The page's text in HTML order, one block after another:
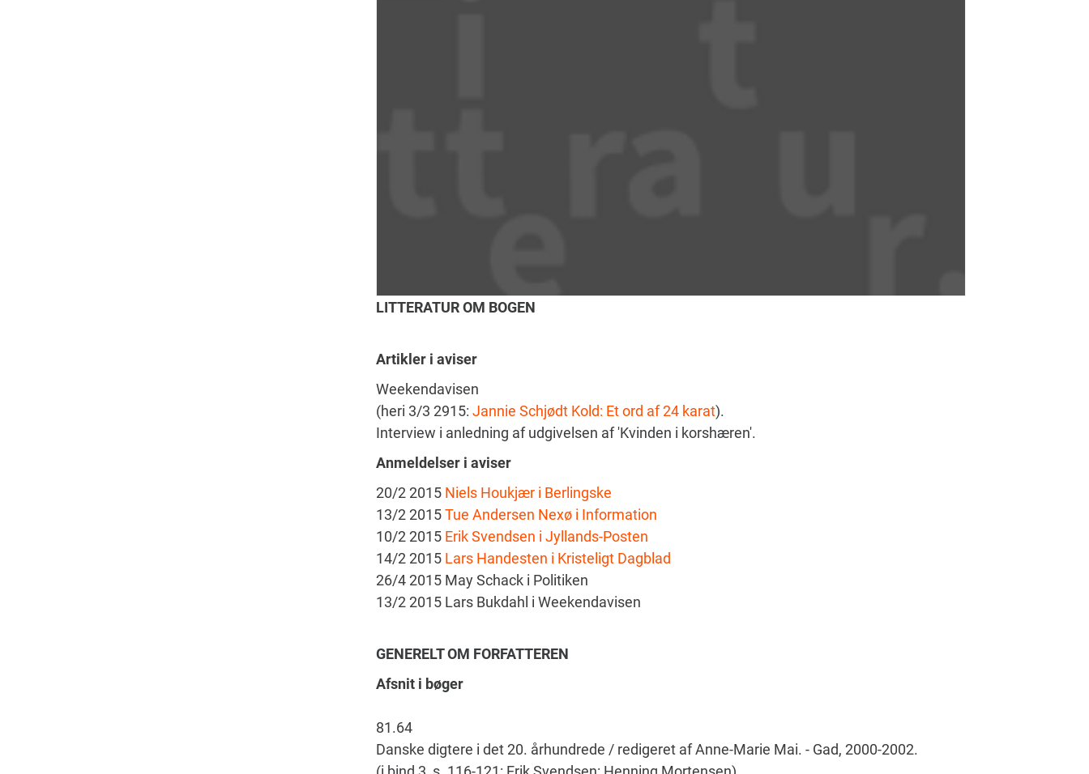
LITTERATUR OM BOGEN
Artikler i aviser
Weekendavisen
(heri 3/3 2915: Jannie Schjødt Kold: Et ord af 24 karat).
Interview i anledning af udgivelsen af 'Kvinden i korshæren'.
Anmeldelser i aviser
20/2 2015 Niels Houkjær i Berlingske
13/2 2015Tue Andersen Nexø i Information
10/2 2015 Erik Svendsen i Jyllands-Posten
14/2 2015 Lars Handesten i Kristeligt Dagblad
26/4 2015 May Schack i Politiken
13/2 2015 Lars Bukdahl i Weekendavisen
GENERELT OM FORFATTEREN
Afsnit i bøger
81.64
Danske digtere i det 20. århundrede / redigeret af Anne-Marie Mai. - Gad, 2000-2002.